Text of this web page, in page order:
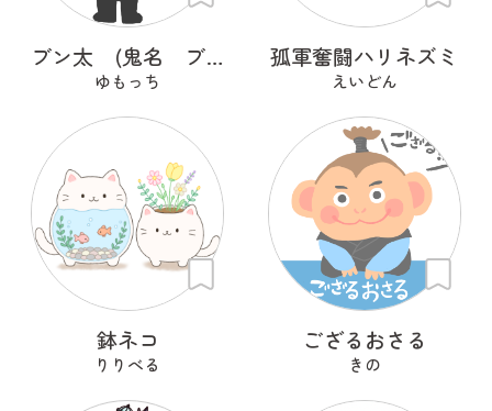
ブン太 (鬼名 ブンキ)
ゆもっち
孤軍奮闘ハリネズミ
えいどん
鉢ネコ
りりべる
ござるおさる
きの